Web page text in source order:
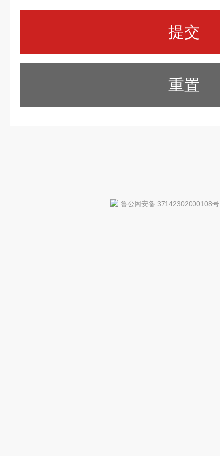
重置
鲁公网安备 37142302000108号